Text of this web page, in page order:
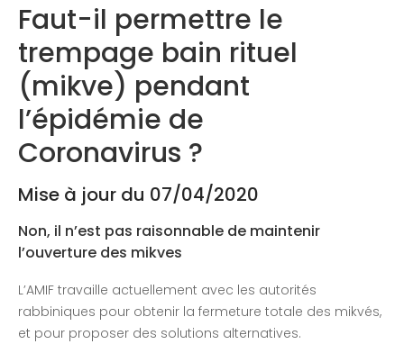
Faut-il permettre le
trempage bain rituel
(mikve) pendant
l’épidémie de
Coronavirus ?
Mise à jour du 07/04/2020
Non, il n’est pas raisonnable de maintenir
l’ouverture des mikves
L’AMIF travaille actuellement avec les autorités
rabbiniques pour obtenir la fermeture totale des mikvés,
et pour proposer des solutions alternatives.